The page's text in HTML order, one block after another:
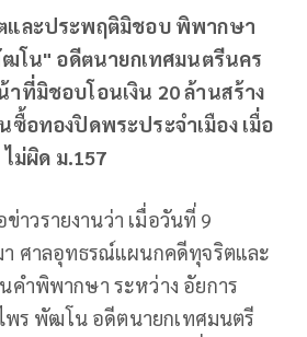
และประพฤติมิชอบ พิพากษา
โน" อดีตนายกเทศมนตรีนคร
ที่มิชอบโอนเงิน 20 ล้านสร้าง
ซื้อทองปิดพระประจำเมือง เมื่อ
ม่ผิด ม.157
าวรายงานว่า เมื่อวันที่ 9
ศาลอุทธรณ์แผนกคดีทุจริตและ
ำพิพากษา ระหว่าง อัยการ
พร พัฒโน อดีตนายกเทศมนตรี